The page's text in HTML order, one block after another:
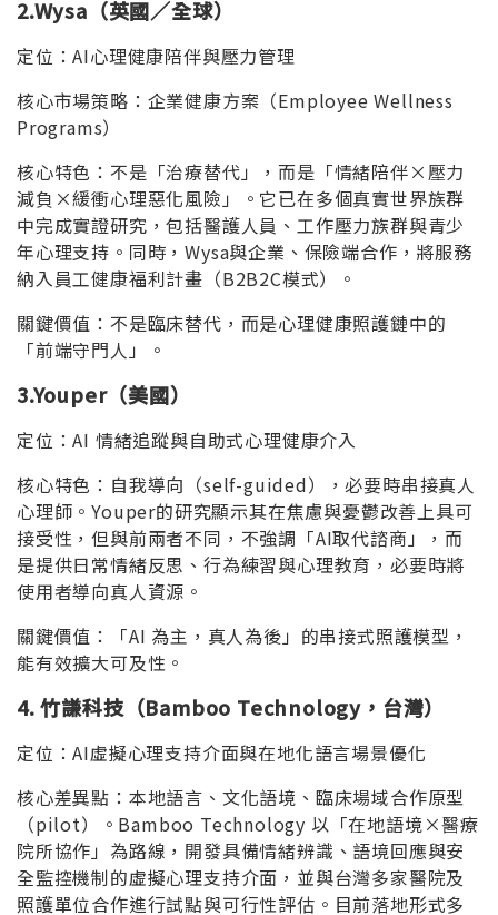
2.Wysa （英國／全球）
定位：AI心理健康陪伴與壓力管理
核心市場策略：企業健康方案（Employee Wellness
Programs）
核心特色：不是「治療替代」，而是「情緒陪伴×壓力
減負×緩衝心理惡化風險」。它已在多個真實世界族群
中完成實證研究，包括醫護人員、工作壓力族群與青少
年心理支持。同時，Wysa與企業、保險端合作，將服務
納入員工健康福利計畫（B2B2C模式）。
關鍵價值：不是臨床替代，而是心理健康照護鏈中的
「前端守門人」。
3.Youper（美國）
定位：AI 情緒追蹤與自助式心理健康介入
核心特色：自我導向（self-guided），必要時串接真人
心理師。Youper的研究顯示其在焦慮與憂鬱改善上具可
接受性，但與前兩者不同，不強調「AI取代諮商」，而
是提供日常情緒反思、行為練習與心理教育，必要時將
使用者導向真人資源。
關鍵價值：「AI 為主，真人為後」的串接式照護模型，
能有效擴大可及性。
4. 竹謙科技（Bamboo Technology ，台灣）
定位：AI虛擬心理支持介面與在地化語言場景優化
核心差異點：本地語言、文化語境、臨床場域合作原型
（pilot）。Bamboo Technology 以「在地語境×醫療
院所協作」為路線，開發具備情緒辨識、語境回應與安
全監控機制的虛擬心理支持介面，並與台灣多家醫院及
照護單位合作進行試點與可行性評估。目前落地形式多